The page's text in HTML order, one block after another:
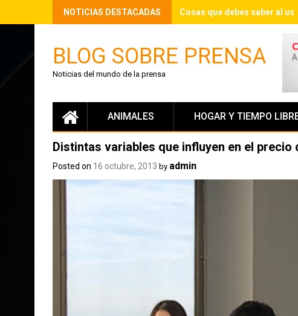
NOTICIAS DESTACADAS Cosas que debes saber al
BLOG SOBRE PRENSA
Noticias del mundo de la prensa
ANIMALES HOGAR Y TIEMPO
Distintas variables que influyen en el precio
Posted on 16 octubre, 2013 by admin